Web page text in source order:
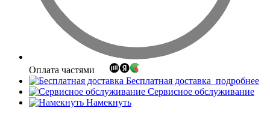
Оплата частями
Бесплатная доставка подробнее
Сервисное обслуживание
Намекнуть